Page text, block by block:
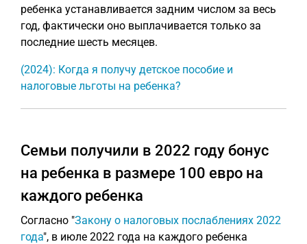
ребенка устанавливается задним числом за весь
год, фактически оно выплачивается только за
последние шесть месяцев.
(2024): Когда я получу детское пособие и
налоговые льготы на ребенка?
Семьи получили в 2022 году бонус
на ребенка в размере 100 евро на
каждого ребенка
Согласно "Закону о налоговых послаблениях 2022
года", в июле 2022 года на каждого ребенка